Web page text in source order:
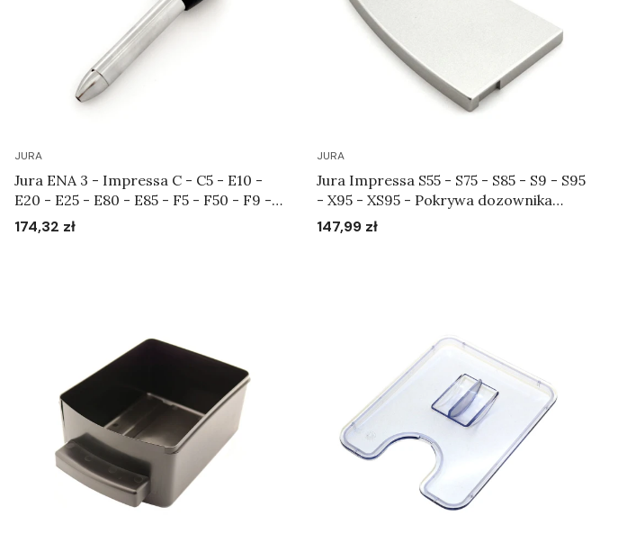
JURA
Jura ENA 3 - Impressa C - C5 - E10 -
E20 - E25 - E80 - E85 - F5 - F50 - F9 -
F90 - S7 - S9 - S85 - X90 - XF50 - XF70
Cena
174,32 zł
JURA
Jura Impressa S55 - S75 - S85 - S9 - S95
- X95 - XS95 - Pokrywa dozownika
srebrna Art.65165
Cena
147,99 zł